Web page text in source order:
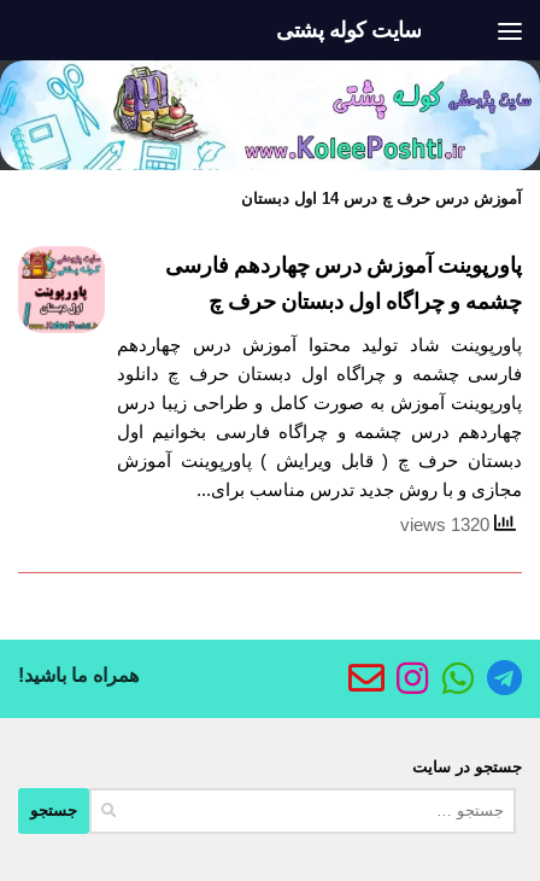
سایت کوله پشتی
آموزش درس حرف چ درس 14 اول دبستان
پاورپوینت آموزش درس چهاردهم فارسی
چشمه و چراگاه اول دبستان حرف چ
پاورپوینت شاد تولید محتوا آموزش درس چهاردهم
فارسی چشمه و چراگاه اول دبستان حرف چ دانلود
پاورپوینت آموزش به صورت کامل و طراحی زیبا درس
چهاردهم درس چشمه و چراگاه فارسی بخوانیم اول
دبستان حرف چ ( قابل ویرایش ) پاورپوینت آموزش
مجازی و با روش جدید تدرس مناسب برای...
همراه ما باشید!
جستجو در سایت